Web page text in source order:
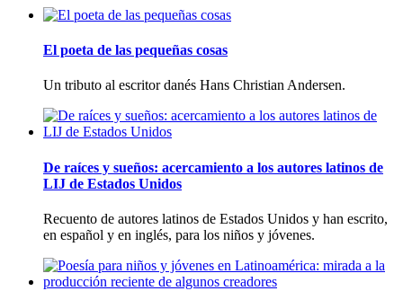
El poeta de las pequeñas cosas
Un tributo al escritor danés Hans Christian Andersen.
De raí­ces y sueños: acercamiento a los autores latinos de
LIJ de Estados Unidos
Recuento de autores latinos de Estados Unidos y han escrito,
en español y en inglés, para los niños y jóvenes.